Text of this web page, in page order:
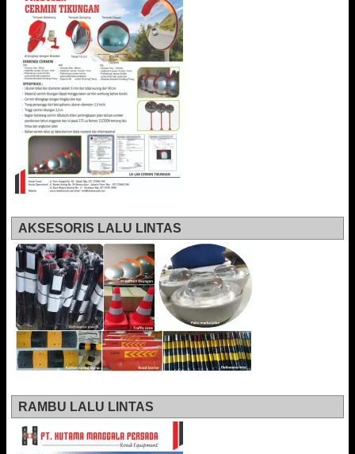
AKSESORIS LALU LINTAS
RAMBU LALU LINTAS